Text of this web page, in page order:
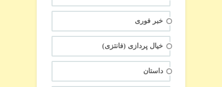
خبر فوری
خیال پردازی (فانتزی)
داستان